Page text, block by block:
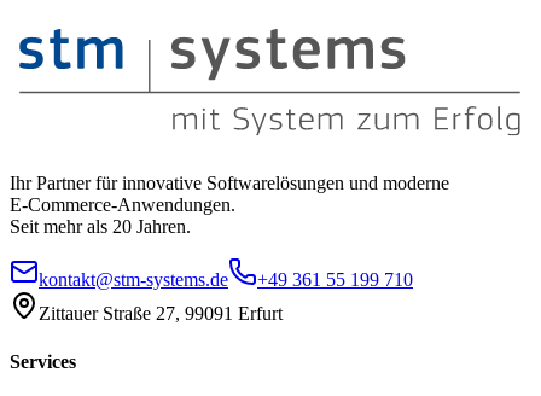
Ihr Partner für innovative Softwarelösungen und moderne
E‑Commerce-Anwendungen.
Seit mehr als 20 Jahren.
kontakt@stm-systems.de
+49 361 55 199 710
Zittauer Straße 27, 99091 Erfurt
Services